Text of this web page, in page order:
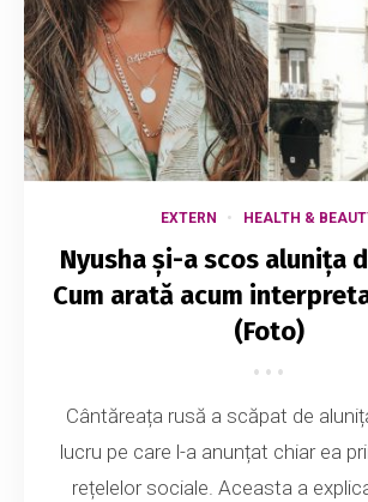
EXTERN HEALTH &
Nyusha și-a scos alunița
Cum arată acum
(Foto)
Cântăreața rusă a scăpat de
lucru pe care l-a anunțat chiar ea
rețelelor sociale. Aceasta a